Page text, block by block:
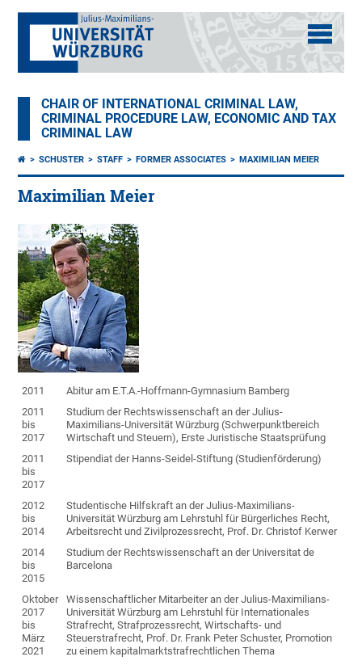
CHAIR OF INTERNATIONAL CRIMINAL LAW,
CRIMINAL PROCEDURE LAW, ECONOMIC AND TAX
CRIMINAL LAW
SCHUSTER STAFF FORMER ASSOCIATES MAXIMILIAN MEIER
Maximilian Meier
2011
Abitur am E.T.A.-Hoffmann-Gymnasium Bamberg
2011
bis
2017
Studium der Rechtswissenschaft an der Julius-
Maximilians-Universität Würzburg (Schwerpunktbereich
Wirtschaft und Steuern), Erste Juristische Staatsprüfung
2011
bis
2017
Stipendiat der Hanns-Seidel-Stiftung (Studienförderung)
2012
bis
2014
Studentische Hilfskraft an der Julius-Maximilians-
Universität Würzburg am Lehrstuhl für Bürgerliches Recht,
Arbeitsrecht und Zivilprozessrecht, Prof. Dr. Christof Kerwer
2014
bis
2015
Studium der Rechtswissenschaft an der Universitat de
Barcelona
Oktober
2017
bis
März
2021
Wissenschaftlicher Mitarbeiter an der Julius-Maximilians-
Universität Würzburg am Lehrstuhl für Internationales
Strafrecht, Strafprozessrecht, Wirtschafts- und
Steuerstrafrecht, Prof. Dr. Frank Peter Schuster, Promotion
zu einem kapitalmarktstrafrechtlichen Thema